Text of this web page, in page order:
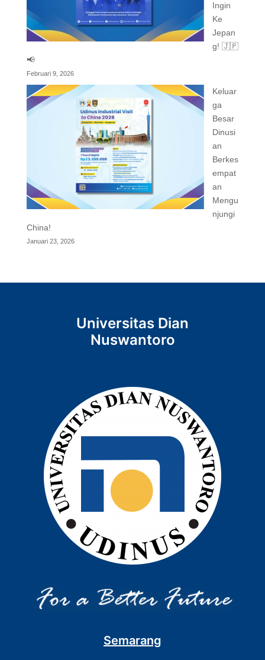
Ingin
Ke
Jepan
g! 🇯🇵
📢
Februari 9, 2026
Keluar
ga
Besar
Dinusi
an
Berkes
empat
an
Mengu
njungi
China!
Januari 23, 2026
Universitas Dian
Nuswantoro
Semarang